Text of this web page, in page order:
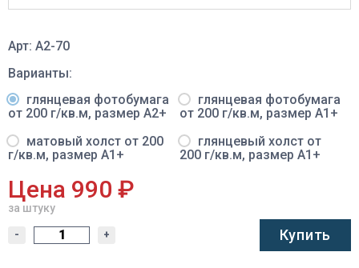
Арт: A2-70
Варианты:
глянцевая фотобумага
от 200 г/кв.м, размер A2+
глянцевая фотобумага
от 200 г/кв.м, размер A1+
матовый холст от 200
г/кв.м, размер A1+
глянцевый холст от
200 г/кв.м, размер A1+
Цена 990 ₽
за штуку
- + Купить